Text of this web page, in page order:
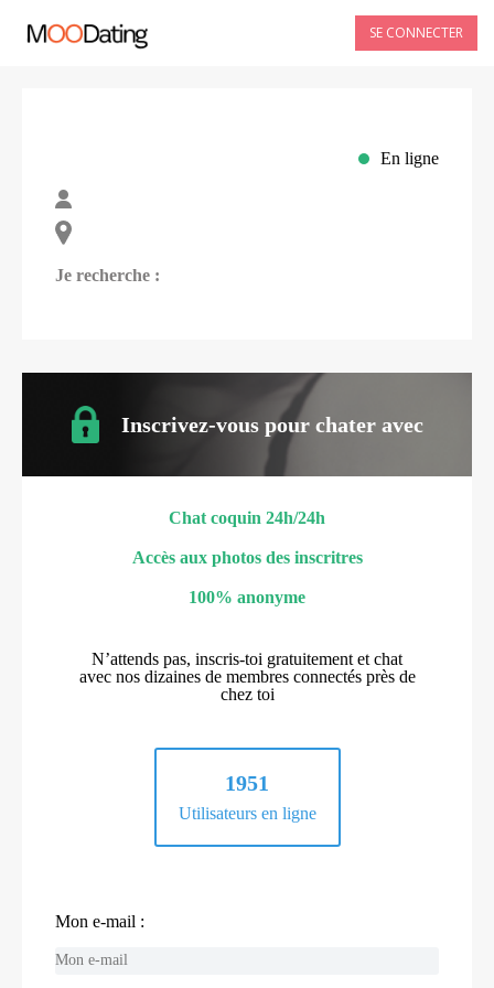
SE CONNECTER
En ligne
Je recherche :
Inscrivez-vous pour chater avec
Chat coquin 24h/24h
Accès aux photos des inscritres
100% anonyme
N’attends pas, inscris-toi gratuitement et chat
avec nos dizaines de membres connectés près de
chez toi
1951
Utilisateurs en ligne
Mon e-mail :